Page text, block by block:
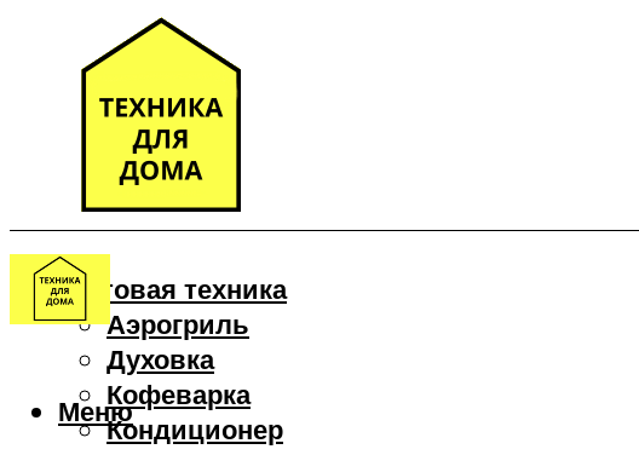
Бытовая техника
Аэрогриль
Духовка
Кофеварка
Кондиционер
Меню